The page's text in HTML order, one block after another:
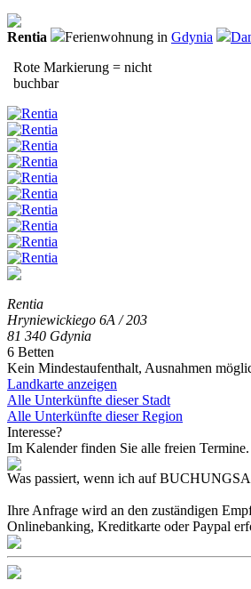
Rentia Ferienwohnung in Gdynia
Rote Markierung = nicht
buchbar
Rentia
Hryniewickiego 6A / 203
81 340 Gdynia
6 Betten
Kein Mindestaufenthalt, Ausnahmen
Landkarte anzeigen
Alle Unterkünfte dieser Stadt
Alle Unterkünfte dieser Region
Interesse?
Im Kalender finden Sie alle freien Termine.
Was passiert, wenn ich auf
Ihre Anfrage wird an den zuständigen
Onlinebanking, Kreditkarte oder Paypal